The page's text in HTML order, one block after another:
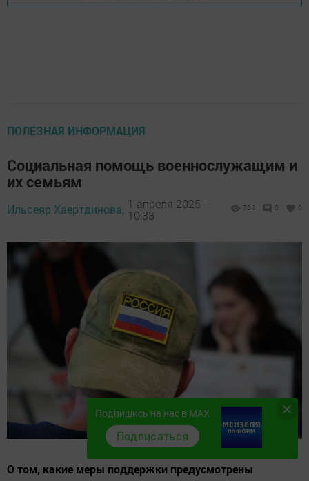
ПОЛЕЗНАЯ ИНФОРМАЦИЯ
Социальная помощь военнослужащим и
их семьям
Ильсеяр Хаертдинова, 1 апреля 2025 -
10:33
704 0 0
О том, какие меры поддержки предусмотрены
Подпишись на нас в MAX
Подписаться